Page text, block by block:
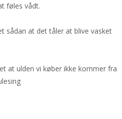
føles vådt.
sådan at det tåler at blive vasket
at ulden vi køber ikke kommer fra